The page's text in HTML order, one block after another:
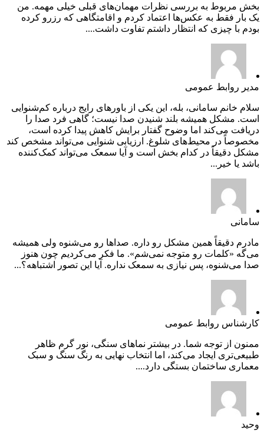
بخش مربوط به بررسی نظرات مهمان‌های قبلی خیلی مهمه. من
یک بار فقط به عکس‌ها اعتماد کردم و اقامتگاهی که رزرو کرده
بودم با چیزی که انتظار داشتم تفاوت داشت....
مدیر روابط عمومی
سلام خانم سامانی، بله، این یکی از باورهای رایج درباره کم‌شنوایی
است. مشکل همیشه بلند شنیدن صدا نیست؛ گاهی فرد صدا را
دریافت می‌کند اما وضوح گفتار برایش کاهش پیدا کرده است،
مخصوصاً در محیط‌های شلوغ. ارزیابی شنوایی می‌تواند مشخص کند
مشکل دقیقاً در کدام بخش است و آیا سمعک می‌تواند کمک‌کننده
باشد یا خیر...
سامانی
مادرم دقیقاً همین مشکل رو داره. صداها رو می‌شنوه ولی همیشه
می‌گه «کلمات رو متوجه نمی‌شم». ما فکر می‌کردیم چون هنوز
صدا می‌شنوه، پس نیازی به سمعک نداره. آیا این تصور اشتباهه؟...
کارشناس روابط عمومی
ممنون از توجه شما. در بیشتر نماهای سنگی، نور گرم ظاهر
طبیعی‌تری ایجاد می‌کند، اما انتخاب نهایی به رنگ سنگ و سبک
معماری ساختمان بستگی دارد....
وحید